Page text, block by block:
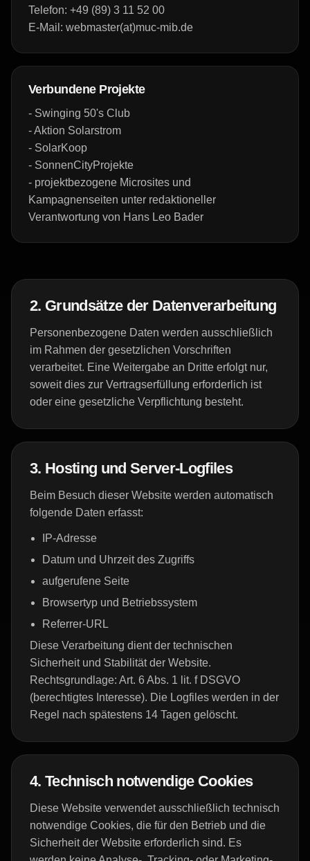
Telefon: +49 (89) 3 11 52 00
E-Mail: webmaster(at)muc-mib.de
Verbundene Projekte
- Swinging 50's Club
- Aktion Solarstrom
- SolarKoop
- SonnenCityProjekte
- projektbezogene Microsites und
Kampagnenseiten unter redaktioneller
Verantwortung von Hans Leo Bader
2. Grundsätze der Datenverarbeitung
Personenbezogene Daten werden ausschließlich
im Rahmen der gesetzlichen Vorschriften
verarbeitet. Eine Weitergabe an Dritte erfolgt nur,
soweit dies zur Vertragserfüllung erforderlich ist
oder eine gesetzliche Verpflichtung besteht.
3. Hosting und Server-Logfiles
Beim Besuch dieser Website werden automatisch
folgende Daten erfasst:
IP-Adresse
Datum und Uhrzeit des Zugriffs
aufgerufene Seite
Browsertyp und Betriebssystem
Referrer-URL
Diese Verarbeitung dient der technischen
Sicherheit und Stabilität der Website.
Rechtsgrundlage: Art. 6 Abs. 1 lit. f DSGVO
(berechtigtes Interesse). Die Logfiles werden in der
Regel nach spätestens 14 Tagen gelöscht.
4. Technisch notwendige Cookies
Diese Website verwendet ausschließlich technisch
notwendige Cookies, die für den Betrieb und die
Sicherheit der Website erforderlich sind. Es